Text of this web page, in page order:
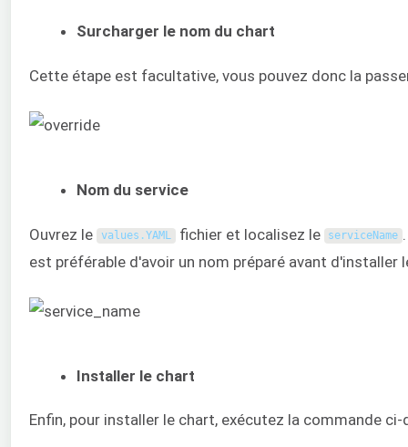
Surcharger le nom du chart
Cette étape est facultative, vous pouvez donc la
Nom du service
Ouvrez le values .YAML fichier et localisez le serviceName
est préférable d'avoir un nom préparé avant d'installer
Installer le chart
Enfin, pour installer le chart, exécutez la commande ci-